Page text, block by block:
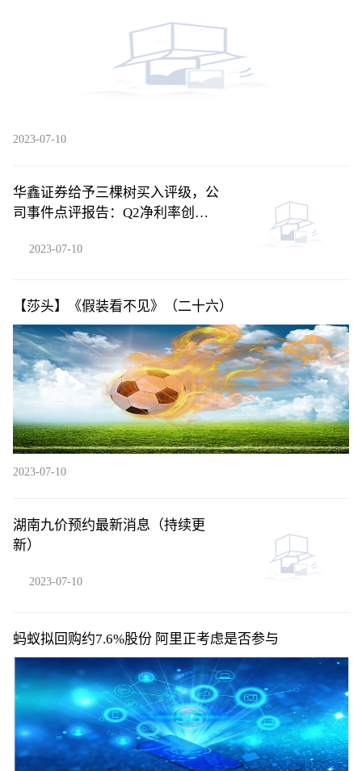
2023-07-10
华鑫证券给予三棵树买入评级，公
司事件点评报告：Q2净利率创新
2023-07-10
【莎头】《假装看不见》（二十六）
2023-07-10
湖南九价预约最新消息（持续更
新）
2023-07-10
蚂蚁拟回购约7.6%股份 阿里正考虑是否参与